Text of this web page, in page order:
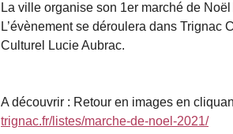
La ville organise son 1er marché de
L’évènement se déroulera dans Trignac
Culturel Lucie Aubrac.
A découvrir : Retour en images en
trignac.fr/listes/marche-de-noel-2021/